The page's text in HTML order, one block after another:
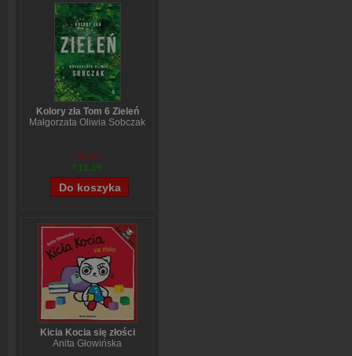
Kolory zła Tom 6 Zieleń
Małgorzata Oliwia Sobczak
€13,92
€11,19
Kicia Kocia się złości
Anita Głowińska